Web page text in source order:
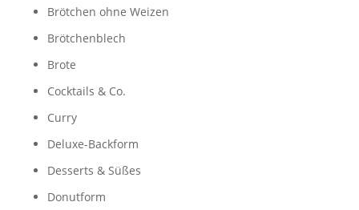
Brötchen ohne Weizen
Brötchenblech
Brote
Cocktails & Co.
Curry
Deluxe-Backform
Desserts & Süßes
Donutform